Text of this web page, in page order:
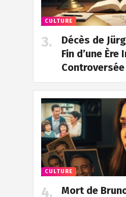
CULTURE
Décès de
Fin d’une
Controversée
CULTURE
Mort de